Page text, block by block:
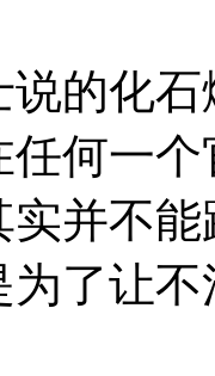
的化
何一
实并不
了让